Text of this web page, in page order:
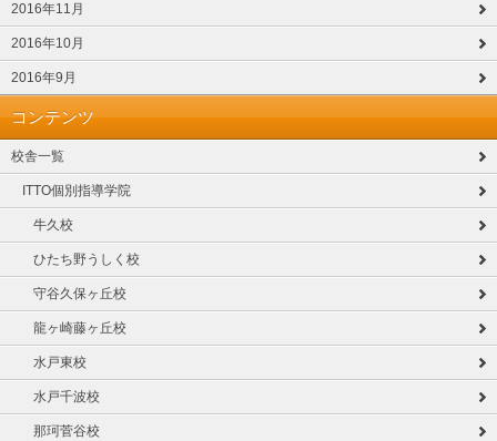
2016年11月
2016年10月
2016年9月
コンテンツ
校舎一覧
ITTO個別指導学院
牛久校
ひたち野うしく校
守谷久保ヶ丘校
龍ヶ崎藤ヶ丘校
水戸東校
水戸千波校
那珂菅谷校